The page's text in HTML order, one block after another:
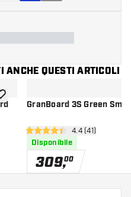
ANCHE QUESTI ARTICOLI
alla lista dei desideri
GranBoard 3S Green
apri pannello
4.4 stelle di valutazione
4.4 (41)
Disponibile
309,00